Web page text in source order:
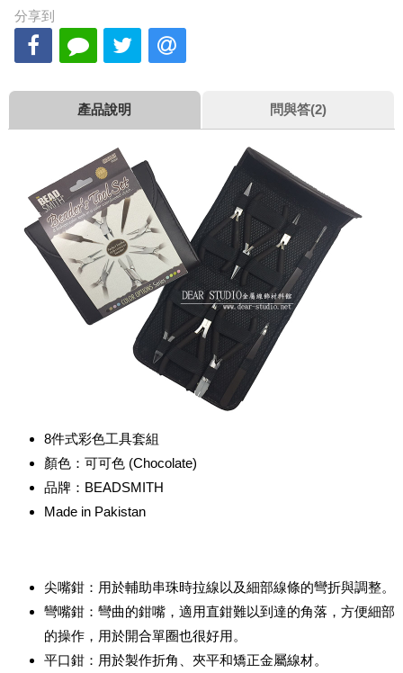
分享到
產品說明 問與答(2)
8件式彩色工具套組
顏色：可可色 (Chocolate)
品牌：BEADSMITH
Made in Pakistan
尖嘴鉗：用於輔助串珠時拉線以及細部線條的彎折與調整。
彎嘴鉗：彎曲的鉗嘴，適用直鉗難以到達的角落，方便細部
的操作，用於開合單圈也很好用。
平口鉗：用於製作折角、夾平和矯正金屬線材。